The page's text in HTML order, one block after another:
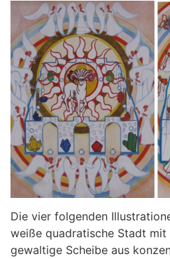
Die vier folgenden
weiße quadratische Stadt
gewaltige Scheibe aus